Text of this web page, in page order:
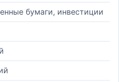
бумаги, инвестиции